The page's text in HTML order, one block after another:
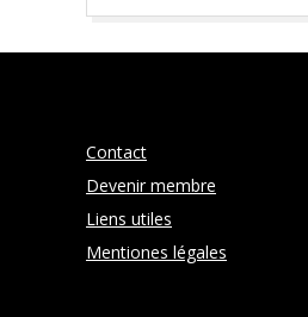
Contact
Devenir membre
Liens utiles
Mentiones légales